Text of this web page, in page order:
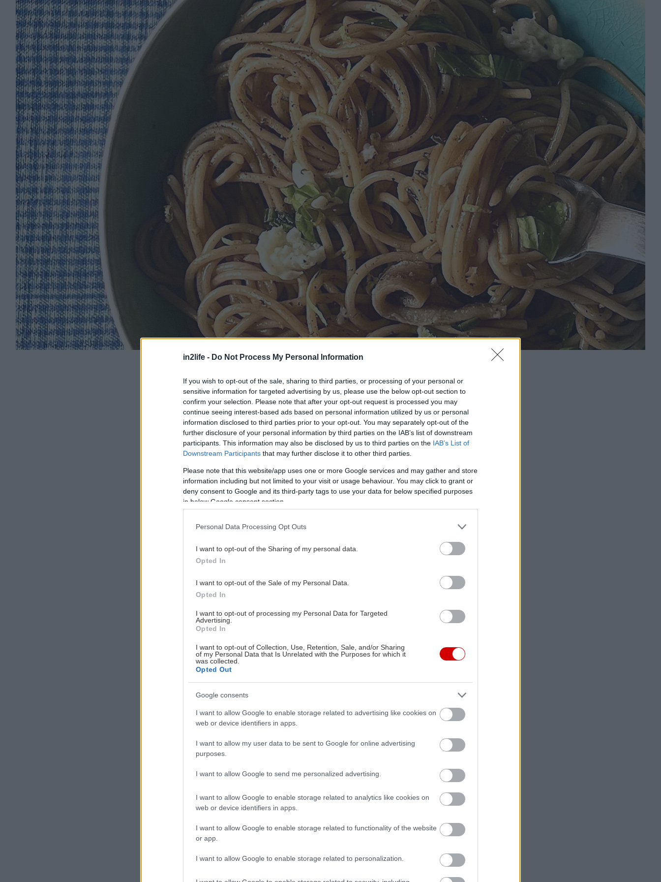
in2life - Do Not Process My Personal Information
If you wish to opt-out of the sale, sharing to third parties, or processing of your personal or
sensitive information for targeted advertising by us, please use the below opt-out section to
confirm your selection. Please note that after your opt-out request is processed you may
continue seeing interest-based ads based on personal information utilized by us or personal
information disclosed to third parties prior to your opt-out. You may separately opt-out of the
further disclosure of your personal information by third parties on the IAB’s list of downstream
participants. This information may also be disclosed by us to third parties on the IAB’s List of
Downstream Participants that may further disclose it to other third parties.
Please note that this website/app uses one or more Google services and may gather and store
information including but not limited to your visit or usage behaviour. You may click to grant or
deny consent to Google and its third-party tags to use your data for below specified purposes
in below Google consent section.
Personal Data Processing Opt Outs
I want to opt-out of the Sharing of my personal data.
Opted In
I want to opt-out of the Sale of my Personal Data.
Opted In
I want to opt-out of processing my Personal Data for Targeted
Advertising.
Opted In
I want to opt-out of Collection, Use, Retention, Sale, and/or Sharing
of my Personal Data that Is Unrelated with the Purposes for which it
was collected.
Opted Out
Google consents
I want to allow Google to enable storage related to advertising like cookies on
web or device identifiers in apps.
I want to allow my user data to be sent to Google for online advertising
purposes.
I want to allow Google to send me personalized advertising.
I want to allow Google to enable storage related to analytics like cookies on
web or device identifiers in apps.
I want to allow Google to enable storage related to functionality of the website
or app.
I want to allow Google to enable storage related to personalization.
5'
Προετοιμασία
15'
Μαγείρεμα
1
Δυσκολία
Υλικά:
500 γρ. σπαγγέτι ή άλλα μακριά ζυμαρικά
Εξαιρετικό παρθένο ελαιόλαδο
14-18 φιλέτα αντζούγιας σε εξαιρετικό παρθένο ελαιόλαδο (6 για τη